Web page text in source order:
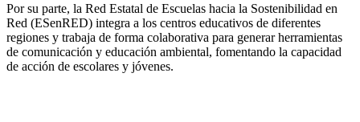
Por su parte, la Red Estatal de Escuelas hacia la Sostenibilidad en
Red (ESenRED) integra a los centros educativos de diferentes
regiones y trabaja de forma colaborativa para generar herramientas
de comunicación y educación ambiental, fomentando la capacidad
de acción de escolares y jóvenes.